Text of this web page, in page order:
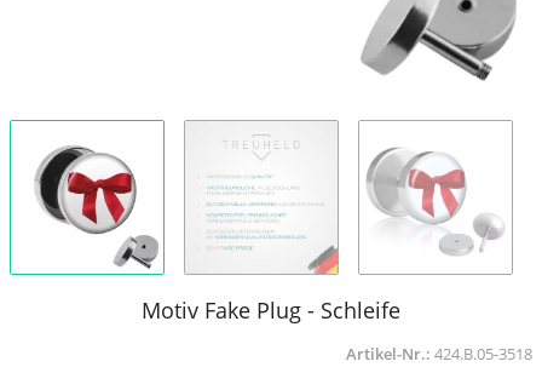
Motiv Fake Plug - Schleife
Artikel-Nr.: 424.B.05-3518